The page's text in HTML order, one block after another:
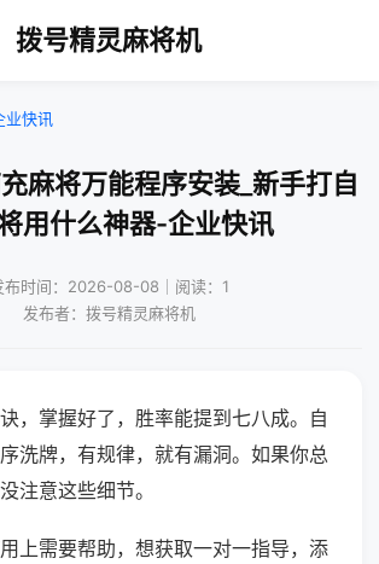
拨号精灵麻将机
业快讯
麻将万能程序安装_新手打自
用什么神器-企业快讯
布时间：2026-08-08｜阅读：1
发布者：拨号精灵麻将机
，掌握好了，胜率能提到七八成。自
洗牌，有规律，就有漏洞。如果你总
注意这些细节。
上需要帮助，想获取一对一指导，添